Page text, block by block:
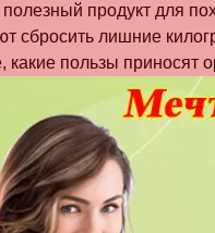
продукт для
сбросить лишние
какие пользы приносят